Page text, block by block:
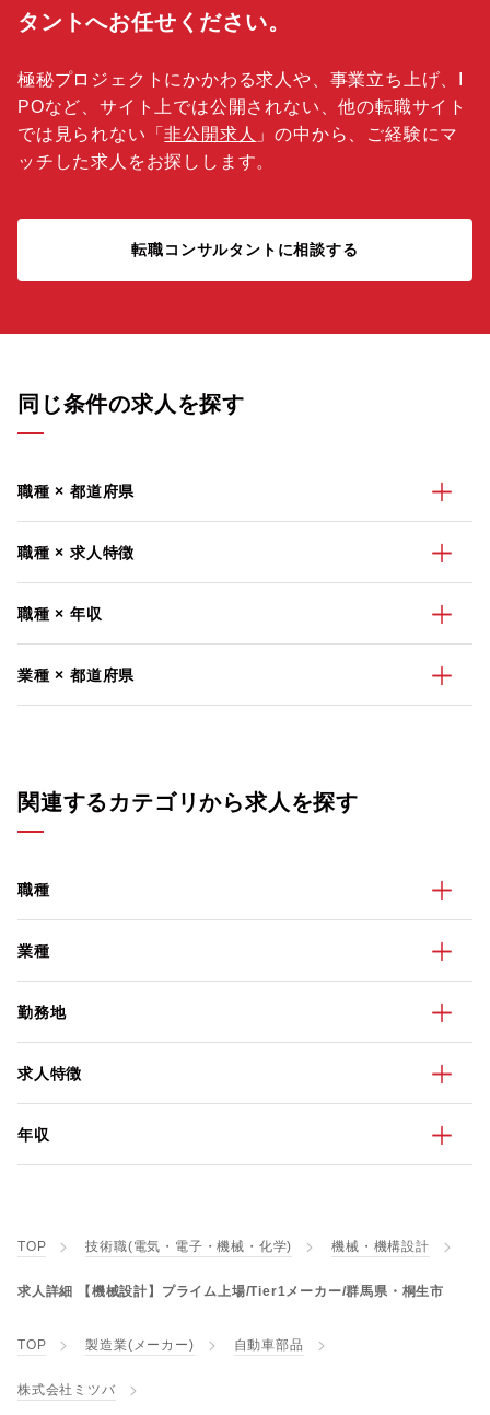
タントへお任せください。
極秘プロジェクトにかかわる求人や、事業立ち上げ、I
POなど、サイト上では公開されない、他の転職サイト
では見られない「非公開求人 」の中から、ご経験にマ
ッチした求人をお探しします。
転職コンサルタントに相談する
同じ条件の求人を探す
職種 × 都道府県
職種 × 求人特徴
職種 × 年収
業種 × 都道府県
関連するカテゴリから求人を探す
職種
業種
勤務地
求人特徴
年収
TOP 技術職(電気・電子・機械・化学) 機械・機構設計
求人詳細 【機械設計】プライム上場/Tier1メーカー/群馬県・桐生市
TOP 製造業(メーカー) 自動車部品
株式会社ミツバ